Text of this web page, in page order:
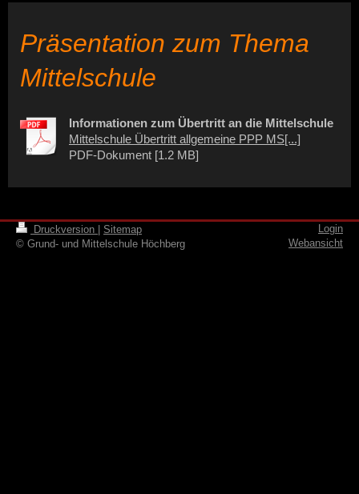
Präsentation zum Thema
Mittelschule
Informationen zum Übertritt an die Mittelschule
Mittelschule Übertritt allgemeine PPP MS[...]
PDF-Dokument [1.2 MB]
Druckversion
Sitemap
© Grund- und Mittelschule Höchberg
Login
Webansicht